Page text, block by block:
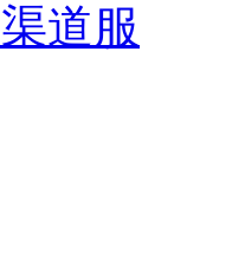
道服